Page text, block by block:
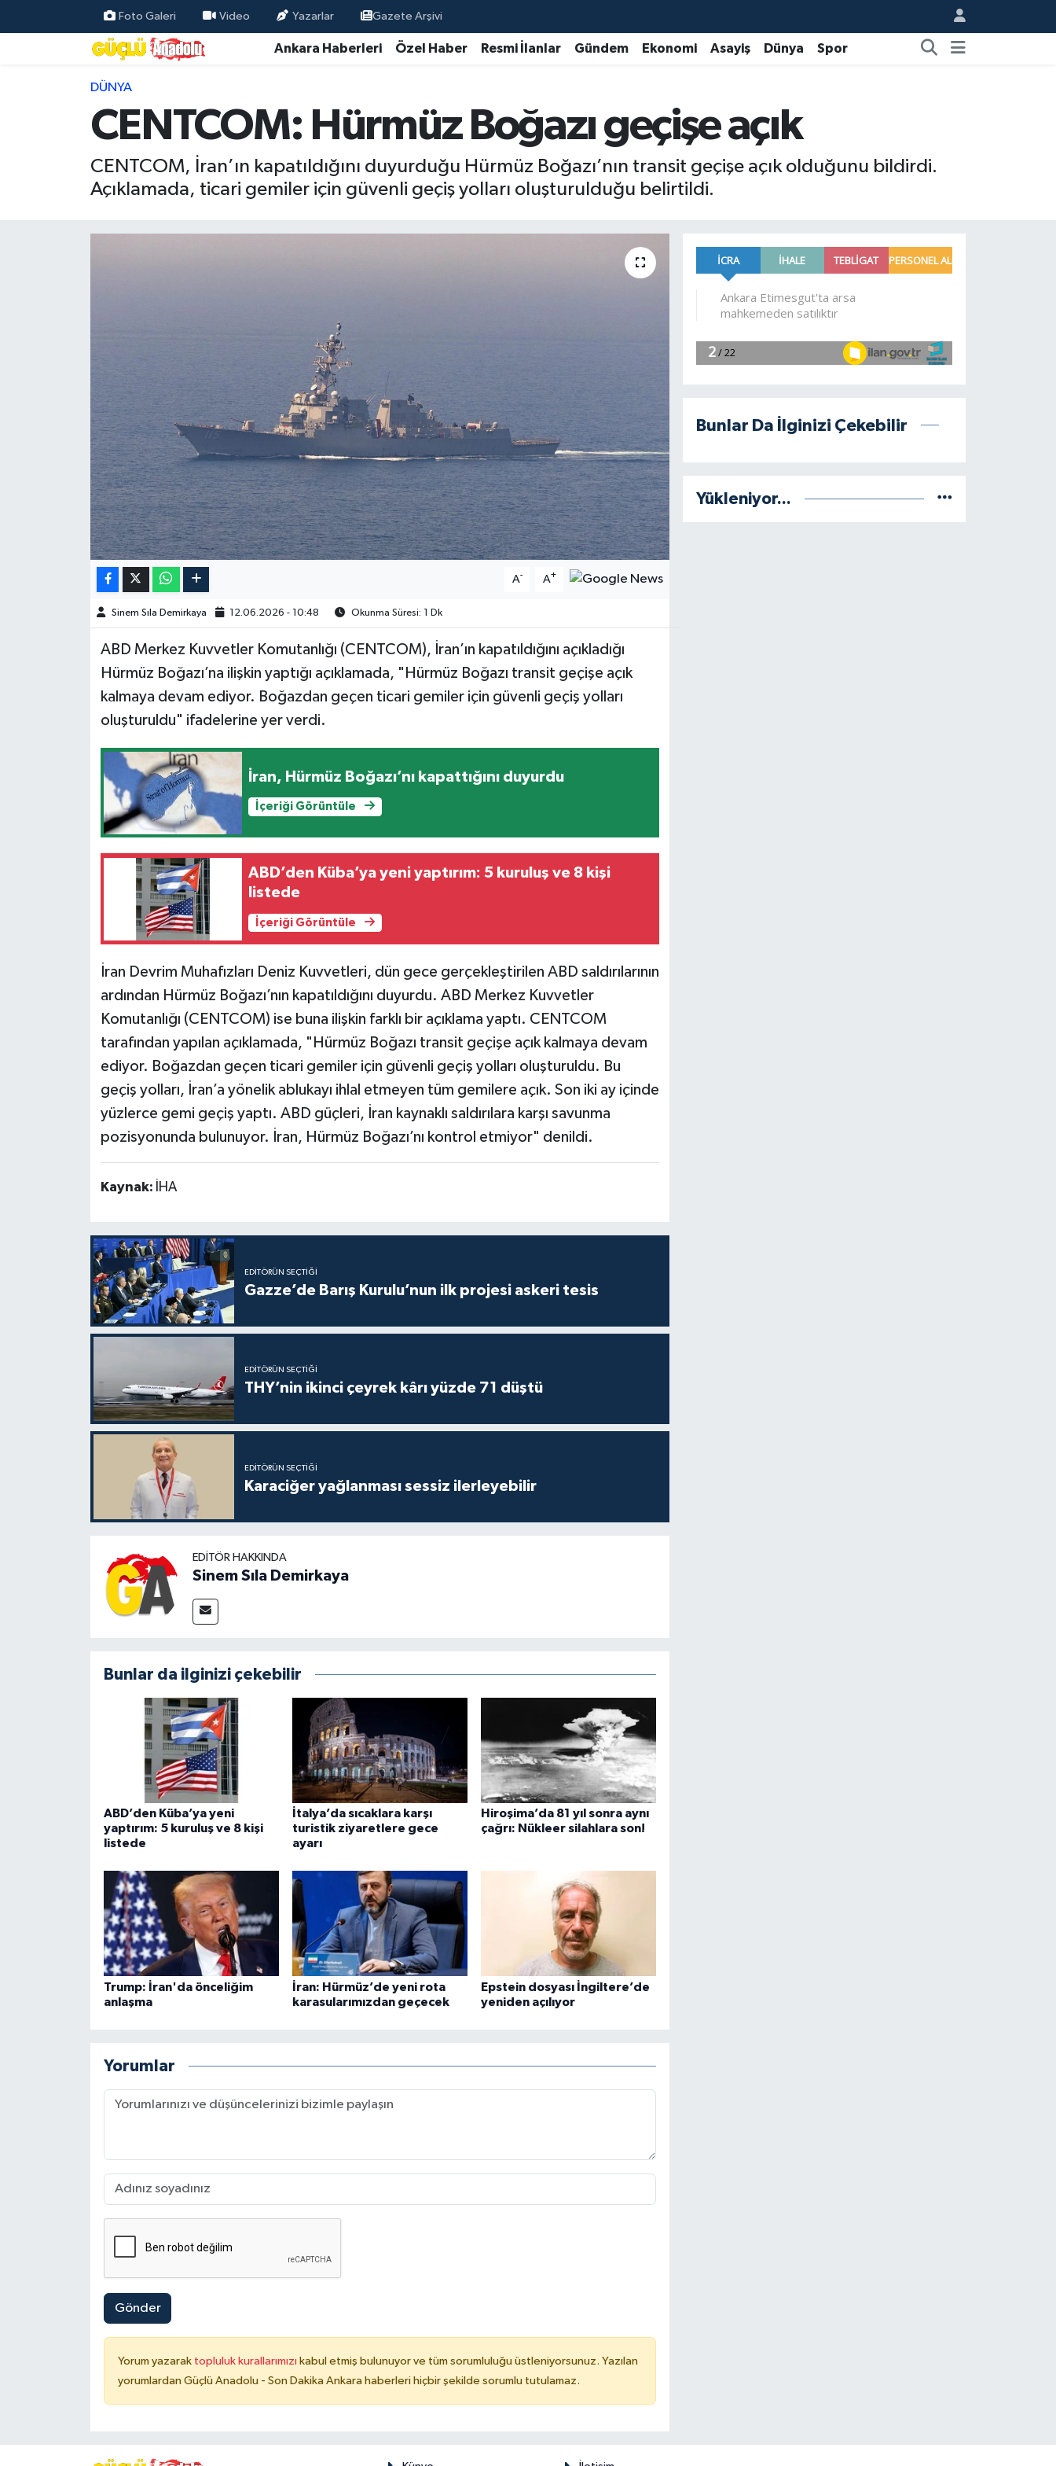
Foto Galeri Video Yazarlar Gazete Arşivi
Ankara Haberleri Özel Haber Resmi İlanlar Gündem Ekonomi Asayiş Dünya Spor
DÜNYA
CENTCOM: Hürmüz Boğazı geçişe açık
CENTCOM, İran’ın kapatıldığını duyurduğu Hürmüz Boğazı’nın transit geçişe açık olduğunu bildirdi.
Açıklamada, ticari gemiler için güvenli geçiş yolları oluşturulduğu belirtildi.
A- A+
Sinem Sıla Demirkaya 12.06.2026 - 10:48 Okunma Süresi: 1 Dk
ABD Merkez Kuvvetler Komutanlığı (CENTCOM), İran’ın kapatıldığını açıkladığı
Hürmüz Boğazı’na ilişkin yaptığı açıklamada, "Hürmüz Boğazı transit geçişe açık
kalmaya devam ediyor. Boğazdan geçen ticari gemiler için güvenli geçiş yolları
oluşturuldu" ifadelerine yer verdi.
İran, Hürmüz Boğazı’nı kapattığını duyurdu
İçeriği Görüntüle
ABD’den Küba’ya yeni yaptırım: 5 kuruluş ve 8 kişi
listede
İçeriği Görüntüle
İran Devrim Muhafızları Deniz Kuvvetleri, dün gece gerçekleştirilen ABD saldırılarının
ardından Hürmüz Boğazı’nın kapatıldığını duyurdu. ABD Merkez Kuvvetler
Komutanlığı (CENTCOM) ise buna ilişkin farklı bir açıklama yaptı. CENTCOM
tarafından yapılan açıklamada, "Hürmüz Boğazı transit geçişe açık kalmaya devam
ediyor. Boğazdan geçen ticari gemiler için güvenli geçiş yolları oluşturuldu. Bu
geçiş yolları, İran’a yönelik ablukayı ihlal etmeyen tüm gemilere açık. Son iki ay içinde
yüzlerce gemi geçiş yaptı. ABD güçleri, İran kaynaklı saldırılara karşı savunma
pozisyonunda bulunuyor. İran, Hürmüz Boğazı’nı kontrol etmiyor" denildi.
Kaynak: İHA
EDITÖRÜN SEÇTIĞI
Gazze’de Barış Kurulu’nun ilk projesi askeri tesis
EDITÖRÜN SEÇTIĞI
THY’nin ikinci çeyrek kârı yüzde 71 düştü
EDITÖRÜN SEÇTIĞI
Karaciğer yağlanması sessiz ilerleyebilir
EDITÖR HAKKINDA
Sinem Sıla Demirkaya
Bunlar da ilginizi çekebilir
ABD’den Küba’ya yeni
yaptırım: 5 kuruluş ve 8 kişi
listede
İtalya’da sıcaklara karşı
turistik ziyaretlere gece
ayarı
Hiroşima’da 81 yıl sonra aynı
çağrı: Nükleer silahlara son!
Trump: İran'da önceliğim
anlaşma
İran: Hürmüz’de yeni rota
karasularımızdan geçecek
Epstein dosyası İngiltere’de
yeniden açılıyor
Yorumlar
Gönder
Yorum yazarak topluluk kurallarımızı kabul etmiş bulunuyor ve tüm sorumluluğu üstleniyorsunuz. Yazılan
yorumlardan Güçlü Anadolu - Son Dakika Ankara haberleri hiçbir şekilde sorumlu tutulamaz.
Bunlar Da İlginizi Çekebilir
Yükleniyor...
Özel Haber
Resmi İlanlar
Ekonomi
Burç Yorumları
Hava Durumu
Kim kimdir?
Televizyon
Yaşam-Çevre